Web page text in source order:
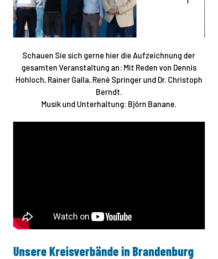
Schauen Sie sich gerne hier die Aufzeichnung der
gesamten Veranstaltung an: Mit Reden von Dennis
Hohloch, Rainer Galla, René Springer und Dr. Christoph
Berndt.
Musik und Unterhaltung: Björn Banane.
Unsere Kreisverbände in Brandenburg